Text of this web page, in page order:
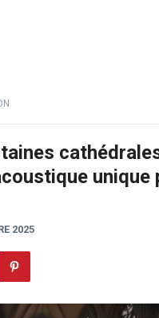
unique
2025